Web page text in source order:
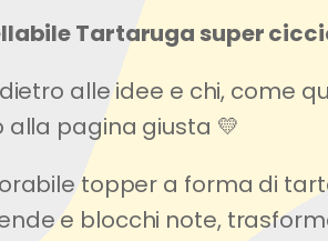
Tartaruga super
alle idee e chi, come
alla pagina giusta 💛
topper a forma di
e blocchi note,